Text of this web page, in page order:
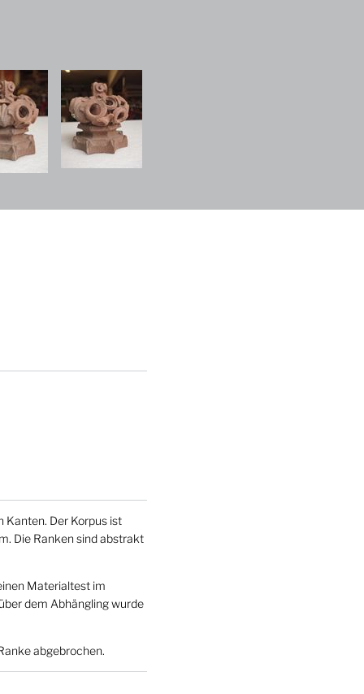
Der Korpus ist
Die Ranken sind abstrakt
Materialtest im
dem Abhängling wurde
abgebrochen.